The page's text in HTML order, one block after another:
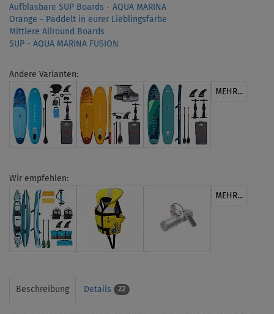
Aufblasbare SUP Boards - AQUA MARINA
Orange - Paddelt in eurer Lieblingsfarbe
Mittlere Allround Boards
SUP - AQUA MARINA FUSION
Andere Varianten:
MEHR...
Wir empfehlen:
MEHR...
Beschreibung Details 22